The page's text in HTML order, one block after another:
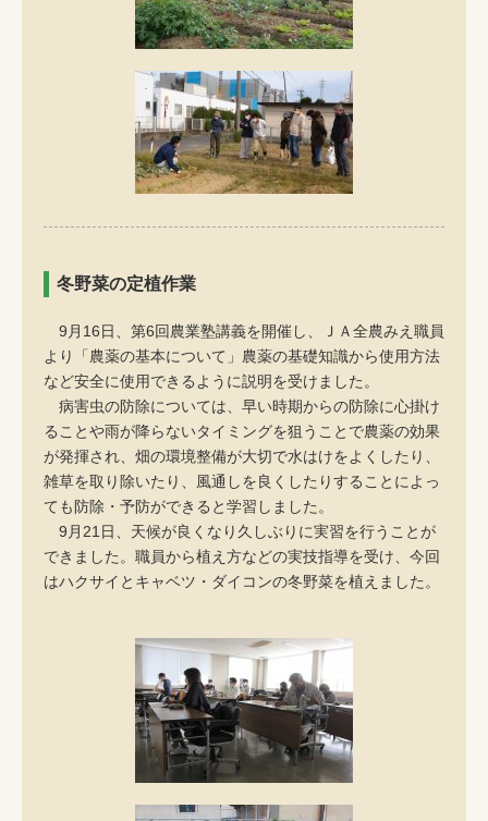
冬野菜の定植作業
9月16日、第6回農業塾講義を開催し、ＪＡ全農みえ職員
より「農薬の基本について」農薬の基礎知識から使用方法
など安全に使用できるように説明を受けました。
病害虫の防除については、早い時期からの防除に心掛け
ることや雨が降らないタイミングを狙うことで農薬の効果
が発揮され、畑の環境整備が大切で水はけをよくしたり、
雑草を取り除いたり、風通しを良くしたりすることによっ
ても防除・予防ができると学習しました。
9月21日、天候が良くなり久しぶりに実習を行うことが
できました。職員から植え方などの実技指導を受け、今回
はハクサイとキャベツ・ダイコンの冬野菜を植えました。